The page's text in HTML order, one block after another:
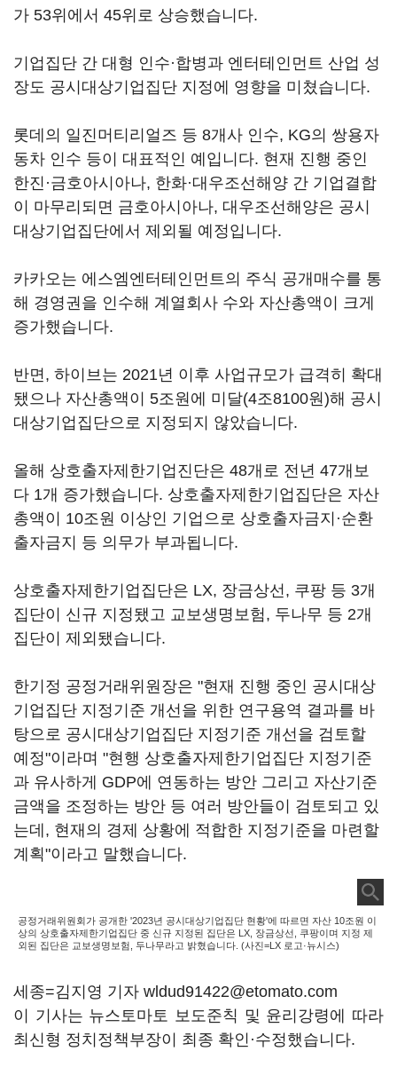
가 53위에서 45위로 상승했습니다.
기업집단 간 대형 인수·합병과 엔터테인먼트 산업 성
장도 공시대상기업집단 지정에 영향을 미쳤습니다.
롯데의 일진머티리얼즈 등 8개사 인수, KG의 쌍용자
동차 인수 등이 대표적인 예입니다. 현재 진행 중인
한진·금호아시아나, 한화·대우조선해양 간 기업결합
이 마무리되면 금호아시아나, 대우조선해양은 공시
대상기업집단에서 제외될 예정입니다.
카카오는 에스엠엔터테인먼트의 주식 공개매수를 통
해 경영권을 인수해 계열회사 수와 자산총액이 크게
증가했습니다.
반면, 하이브는 2021년 이후 사업규모가 급격히 확대
됐으나 자산총액이 5조원에 미달(4조8100원)해 공시
대상기업집단으로 지정되지 않았습니다.
올해 상호출자제한기업진단은 48개로 전년 47개보
다 1개 증가했습니다. 상호출자제한기업집단은 자산
총액이 10조원 이상인 기업으로 상호출자금지·순환
출자금지 등 의무가 부과됩니다.
상호출자제한기업집단은 LX, 장금상선, 쿠팡 등 3개
집단이 신규 지정됐고 교보생명보험, 두나무 등 2개
집단이 제외됐습니다.
한기정 공정거래위원장은 "현재 진행 중인 공시대상
기업집단 지정기준 개선을 위한 연구용역 결과를 바
탕으로 공시대상기업집단 지정기준 개선을 검토할
예정"이라며 "현행 상호출자제한기업집단 지정기준
과 유사하게 GDP에 연동하는 방안 그리고 자산기준
금액을 조정하는 방안 등 여러 방안들이 검토되고 있
는데, 현재의 경제 상황에 적합한 지정기준을 마련할
계획"이라고 말했습니다.
공정거래위원회가 공개한 '2023년 공시대상기업집단 현황'에 따르면 자산 10조원 이
상의 상호출자제한기업집단 중 신규 지정된 집단은 LX, 장금상선, 쿠팡이며 지정 제
외된 집단은 교보생명보험, 두나무라고 밝혔습니다. (사진=LX 로고·뉴시스)
세종=김지영 기자 wldud91422@etomato.com
이 기사는 뉴스토마토 보도준칙 및 윤리강령에 따라
최신형 정치정책부장이 최종 확인·수정했습니다.